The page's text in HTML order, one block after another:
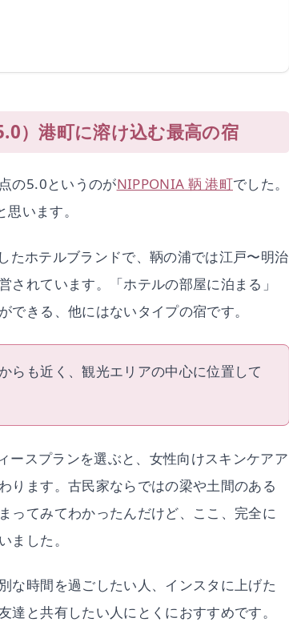
）港町に溶け込む最高の宿
の5.0というのがNIPPONIA 鞆 港町でした。
います。
たホテルブランドで、鞆の浦では江戸〜明治
れています。「ホテルの部屋に泊まる」
きる、他にはないタイプの宿です。
らも近く、観光エリアの中心に位置して
スプランを選ぶと、女性向けスキンケアア
ります。古民家ならではの梁や土間のある
ってみてわかったんだけど、ここ、完全に
ました。
な時間を過ごしたい人、インスタに上げた
と共有したい人にとくにおすすめです。